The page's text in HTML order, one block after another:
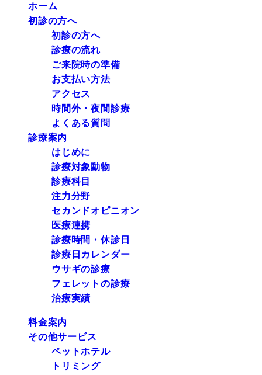
ホーム
初診の方へ
初診の方へ
診療の流れ
ご来院時の準備
お支払い方法
アクセス
時間外・夜間診療
よくある質問
診療案内
はじめに
診療対象動物
診療科目
注力分野
セカンドオピニオン
医療連携
診療時間・休診日
診療日カレンダー
ウサギの診療
フェレットの診療
治療実績
料金案内
その他サービス
ペットホテル
トリミング